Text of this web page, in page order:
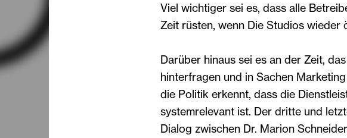
Viel wichtiger sei es, dass alle
Zeit rüsten, wenn Die Studios wieder
Darüber hinaus sei es an der Zeit,
hinterfragen und in Sachen
die Politik erkennt, dass die
systemrelevant ist. Der dritte und
Dialog zwischen Dr. Marion